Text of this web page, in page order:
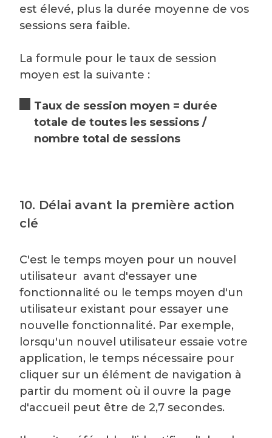
est élevé, plus la durée moyenne de vos
sessions sera faible.
La formule pour le taux de session
moyen est la suivante :
Taux de session moyen = durée
totale de toutes les sessions /
nombre total de sessions
10. Délai avant la première action
clé
C'est le temps moyen pour un nouvel
utilisateur avant d'essayer une
fonctionnalité ou le temps moyen d'un
utilisateur existant pour essayer une
nouvelle fonctionnalité. Par exemple,
lorsqu'un nouvel utilisateur essaie votre
application, le temps nécessaire pour
cliquer sur un élément de navigation à
partir du moment où il ouvre la page
d'accueil peut être de 2,7 secondes.